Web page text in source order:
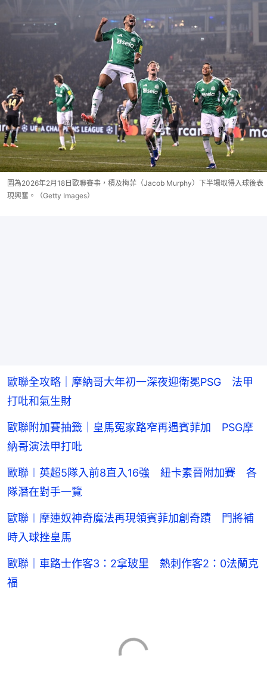
圖為2026年2月18日歐聯賽事，積及梅菲（Jacob Murphy）下半場取得入球後表
現興奮。（Getty Images）
歐聯全攻略｜摩納哥大年初一深夜迎衛冕PSG 法甲
打吡和氣生財
歐聯附加賽抽籤｜皇馬冤家路窄再遇賓菲加 PSG摩
納哥演法甲打吡
歐聯︱英超5隊入前8直入16強 紐卡素晉附加賽 各
隊潛在對手一覽
歐聯︱摩連奴神奇魔法再現領賓菲加創奇蹟 門將補
時入球挫皇馬
歐聯｜車路士作客3：2拿玻里 熱刺作客2：0法蘭克
福